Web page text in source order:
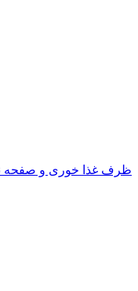
ظرف غذا خوری و صفحه